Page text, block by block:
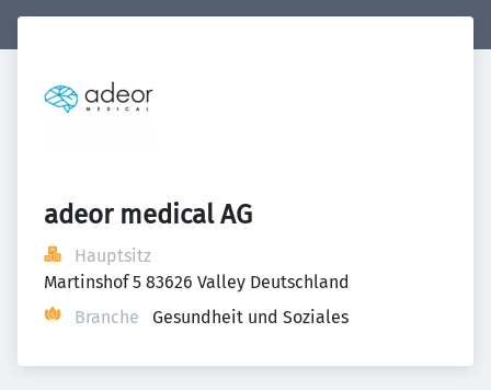
adeor medical AG
Hauptsitz
Martinshof 5 83626 Valley Deutschland
Branche
Gesundheit und Soziales